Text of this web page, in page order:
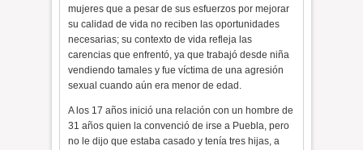
mujeres que a pesar de sus esfuerzos por mejorar
su calidad de vida no reciben las oportunidades
necesarias; su contexto de vida refleja las
carencias que enfrentó, ya que trabajó desde niña
vendiendo tamales y fue víctima de una agresión
sexual cuando aún era menor de edad.
A los 17 años inició una relación con un hombre de
31 años quien la convenció de irse a Puebla, pero
no le dijo que estaba casado y tenía tres hijas, a